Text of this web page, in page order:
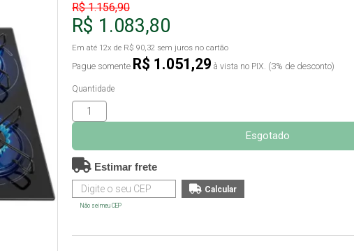
R$ 1.156,90
R$ 1.083,80
Em até 12x de R$ 90,32 sem juros no cartão
Pague somente R$ 1.051,29 à vista no PIX. (3% de desconto)
Quantidade
Esgotado
Estimar frete
Não sei meu CEP